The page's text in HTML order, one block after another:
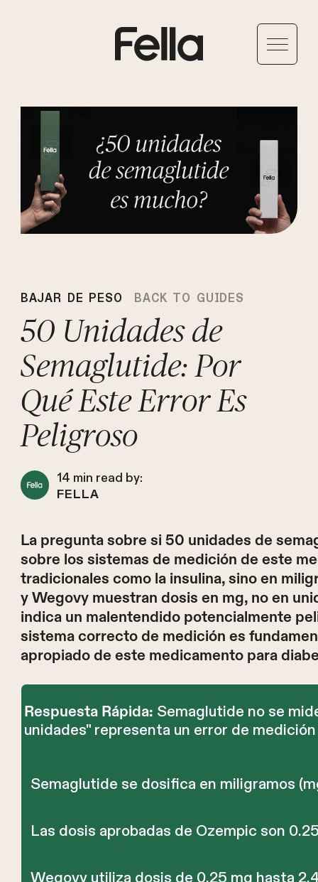
BAJAR DE PESO BACK TO GUIDES
50 Unidades de
Semaglutide: Por
Qué Este Error Es
Peligroso
14 min read by:
FELLA
La pregunta sobre si 50 unidades de
sobre los sistemas de medición de este
tradicionales como la insulina, sino en
y Wegovy muestran dosis en mg, no en
indica un malentendido potencialmente
sistema correcto de medición es
apropiado de este medicamento para
Respuesta Rápida: Semaglutide no se
unidades" representa un error de
Semaglutide se dosifica en miligramos
Las dosis aprobadas de Ozempic son